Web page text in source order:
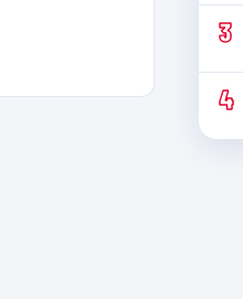
3
4